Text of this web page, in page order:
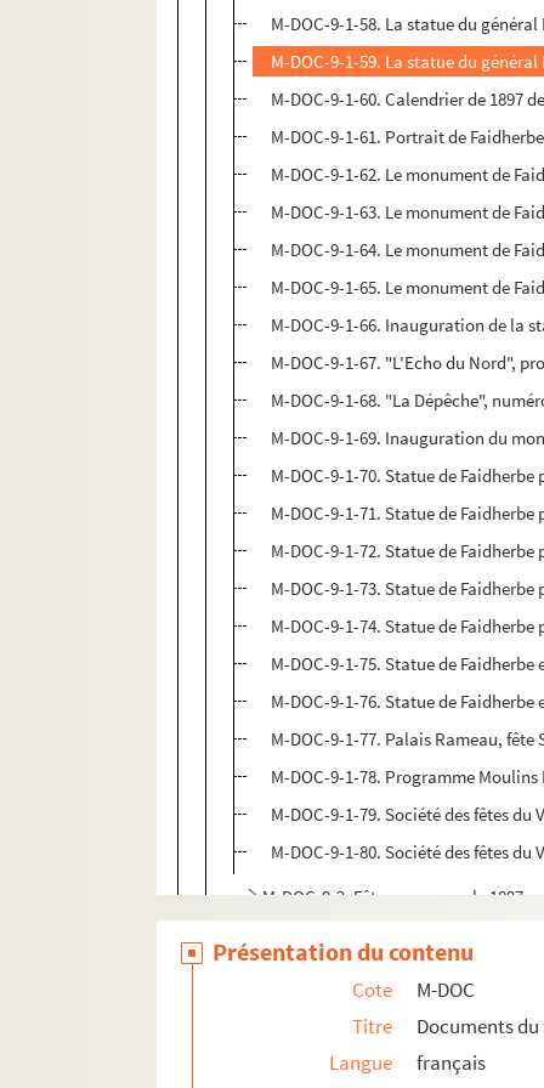
M-DOC-9-1-58. La statue du
M-DOC-9-1-59. La statue du
M-DOC-9-1-60. Calendrier de 1897
M-DOC-9-1-61. Portrait de Faidherbe
M-DOC-9-1-62. Le monument de
M-DOC-9-1-63. Le monument de
M-DOC-9-1-64. Le monument de
M-DOC-9-1-65. Le monument de
M-DOC-9-1-66. Inauguration de la
M-DOC-9-1-67. "L'Echo du Nord",
M-DOC-9-1-68. "La Dépêche",
M-DOC-9-1-69. Inauguration du
M-DOC-9-1-70. Statue de Faidherbe
M-DOC-9-1-71. Statue de Faidherbe
M-DOC-9-1-72. Statue de
M-DOC-9-1-73. Statue de
M-DOC-9-1-74. Statue de
M-DOC-9-1-75. Statue de
M-DOC-9-1-76. Statue de
M-DOC-9-1-77. Palais Rameau,
M-DOC-9-1-78. Programme
M-DOC-9-1-79. Société des fêtes
M-DOC-9-1-80. Société des fêtes
M-DOC-9-2. Fêtes communale 1897
Présentation du contenu
Cote
M-DOC
Titre
Documents
Langue
français